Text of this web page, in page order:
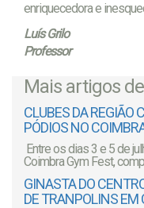
enriquecedora e
Luís Grilo
Professor
Mais artigos
CLUBES DA REGIÃO
PÓDIOS NO
Entre os dias 3 e 5 de
Coimbra Gym Fest,
GINASTA DO
DE TRANPOLINS EM